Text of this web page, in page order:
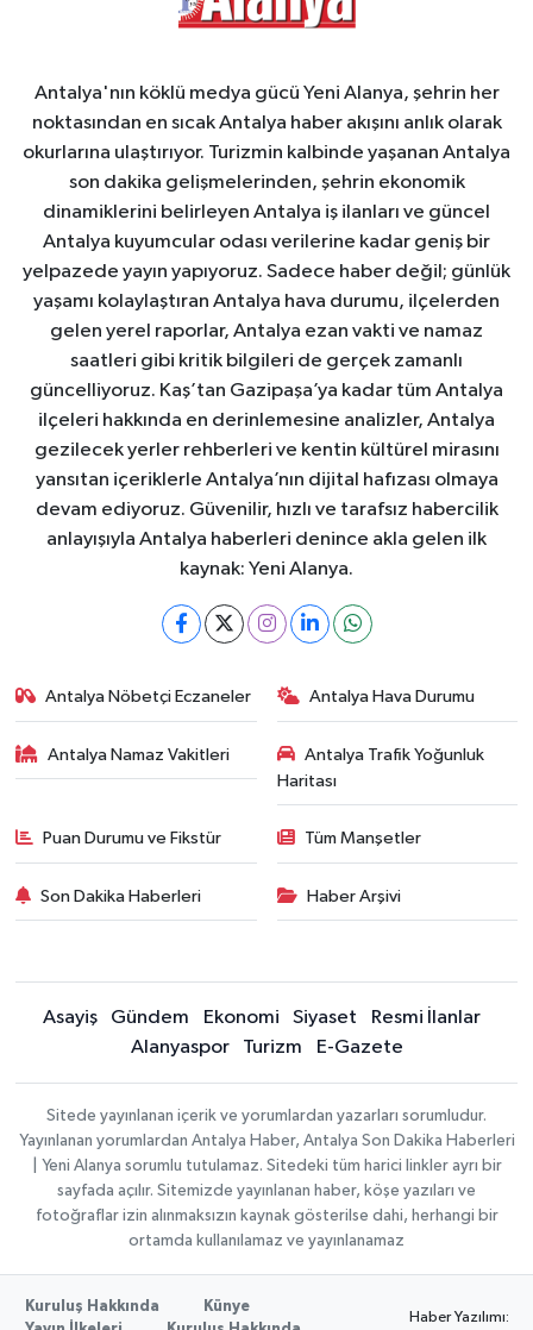
Antalya'nın köklü medya gücü Yeni Alanya, şehrin her
noktasından en sıcak Antalya haber akışını anlık olarak
okurlarına ulaştırıyor. Turizmin kalbinde yaşanan Antalya
son dakika gelişmelerinden, şehrin ekonomik
dinamiklerini belirleyen Antalya iş ilanları ve güncel
Antalya kuyumcular odası verilerine kadar geniş bir
yelpazede yayın yapıyoruz. Sadece haber değil; günlük
yaşamı kolaylaştıran Antalya hava durumu, ilçelerden
gelen yerel raporlar, Antalya ezan vakti ve namaz
saatleri gibi kritik bilgileri de gerçek zamanlı
güncelliyoruz. Kaş’tan Gazipaşa’ya kadar tüm Antalya
ilçeleri hakkında en derinlemesine analizler, Antalya
gezilecek yerler rehberleri ve kentin kültürel mirasını
yansıtan içeriklerle Antalya’nın dijital hafızası olmaya
devam ediyoruz. Güvenilir, hızlı ve tarafsız habercilik
anlayışıyla Antalya haberleri denince akla gelen ilk
kaynak: Yeni Alanya.
Antalya Nöbetçi Eczaneler Antalya Hava Durumu
Antalya Namaz Vakitleri
Antalya Trafik Yoğunluk
Haritası
Puan Durumu ve Fikstür Tüm Manşetler
Son Dakika Haberleri Haber Arşivi
Asayiş Gündem Ekonomi Siyaset
Resmi İlanlar
Alanyaspor
Turizm E-Gazete
Sitede yayınlanan içerik ve yorumlardan yazarları sorumludur.
Yayınlanan yorumlardan Antalya Haber, Antalya Son Dakika Haberleri
| Yeni Alanya sorumlu tutulamaz. Sitedeki tüm harici linkler ayrı bir
sayfada açılır. Sitemizde yayınlanan haber, köşe yazıları ve
fotoğraflar izin alınmaksızın kaynak gösterilse dahi, herhangi bir
ortamda kullanılamaz ve yayınlanamaz
Kuruluş Hakkında
Künye
Haber Yazılımı: